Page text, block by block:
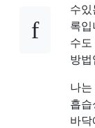
수
록
수
방법
나
흡
바